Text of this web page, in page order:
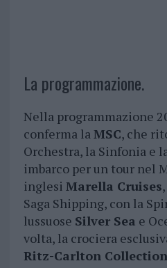
La programmazione.
Nella programmazione
conferma laMSC, che
Orchestra, la Sinfonia e
imbarco per un tour nel
inglesi Marella Cruises
Saga Shipping, con la
lussuose Silver Sea e
volta, la crociera
Ritz-Carlton Collection